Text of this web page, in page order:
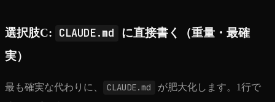
選択肢C: CLAUDE.md
に直接書く（重量・最確
実）
最も確実な代わりに、 CLAUDE.md
が肥大化します。1行で